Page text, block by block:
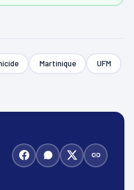
Martinique UFM